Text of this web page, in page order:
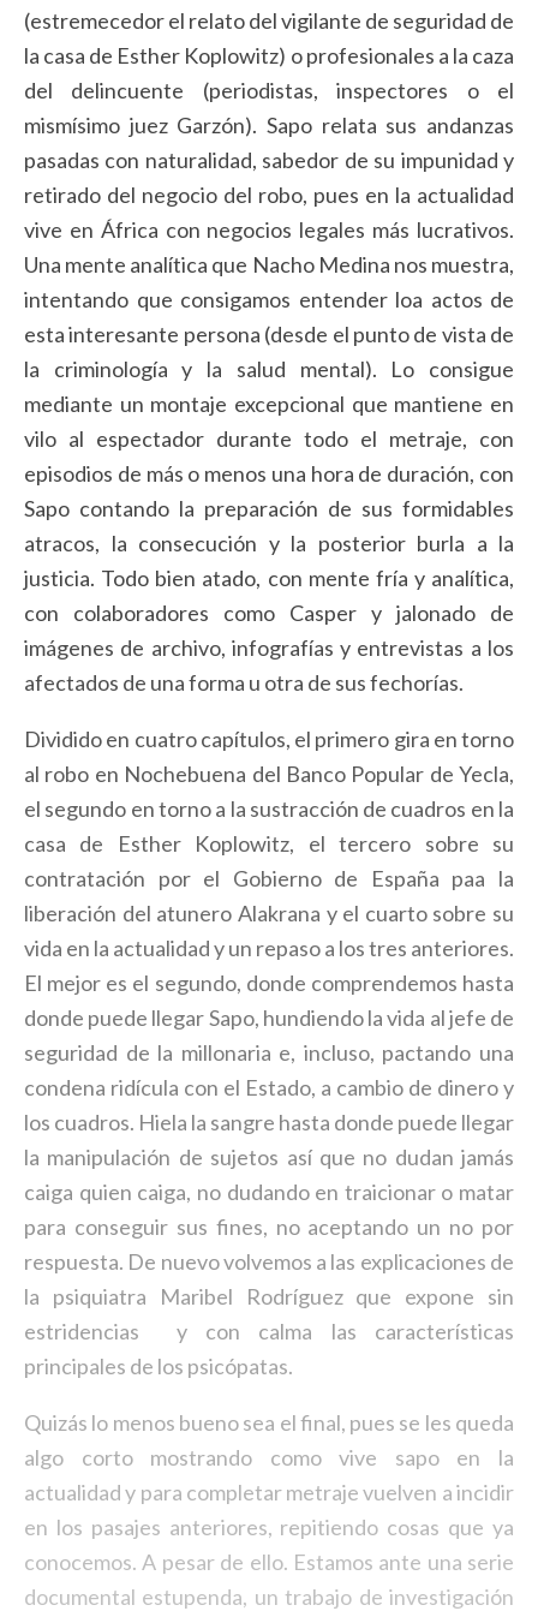
(estremecedor el relato del vigilante de seguridad de
la casa de Esther Koplowitz) o profesionales a la caza
del delincuente (periodistas, inspectores o el
mismísimo juez Garzón). Sapo relata sus andanzas
pasadas con naturalidad, sabedor de su impunidad y
retirado del negocio del robo, pues en la actualidad
vive en África con negocios legales más lucrativos.
Una mente analítica que Nacho Medina nos muestra,
intentando que consigamos entender loa actos de
esta interesante persona (desde el punto de vista de
la criminología y la salud mental). Lo consigue
mediante un montaje excepcional que mantiene en
vilo al espectador durante todo el metraje, con
episodios de más o menos una hora de duración, con
Sapo contando la preparación de sus formidables
atracos, la consecución y la posterior burla a la
justicia. Todo bien atado, con mente fría y analítica,
con colaboradores como Casper y jalonado de
imágenes de archivo, infografías y entrevistas a los
afectados de una forma u otra de sus fechorías.
Dividido en cuatro capítulos, el primero gira en torno
al robo en Nochebuena del Banco Popular de Yecla,
el segundo en torno a la sustracción de cuadros en la
casa de Esther Koplowitz, el tercero sobre su
contratación por el Gobierno de España paa la
liberación del atunero Alakrana y el cuarto sobre su
vida en la actualidad y un repaso a los tres anteriores.
El mejor es el segundo, donde comprendemos hasta
donde puede llegar Sapo, hundiendo la vida al jefe de
seguridad de la millonaria e, incluso, pactando una
condena ridícula con el Estado, a cambio de dinero y
los cuadros. Hiela la sangre hasta donde puede llegar
la manipulación de sujetos así que no dudan jamás
caiga quien caiga, no dudando en traicionar o matar
para conseguir sus fines, no aceptando un no por
respuesta. De nuevo volvemos a las explicaciones de
la psiquiatra Maribel Rodríguez que expone sin
estridencias y con calma las características
principales de los psicópatas.
Quizás lo menos bueno sea el final, pues se les queda
algo corto mostrando como vive sapo en la
actualidad y para completar metraje vuelven a incidir
en los pasajes anteriores, repitiendo cosas que ya
conocemos. A pesar de ello. Estamos ante una serie
documental estupenda, un trabajo de investigación